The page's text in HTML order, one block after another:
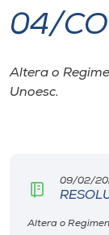
I.nova
Diplomados
CPA
Biblioteca
04/
Altera o
Unoesc.
09/02/
Altera o